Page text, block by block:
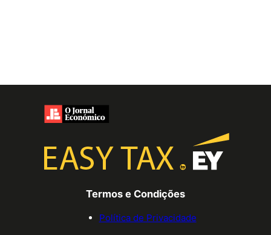
Termos e Condições
Política de Privacidade